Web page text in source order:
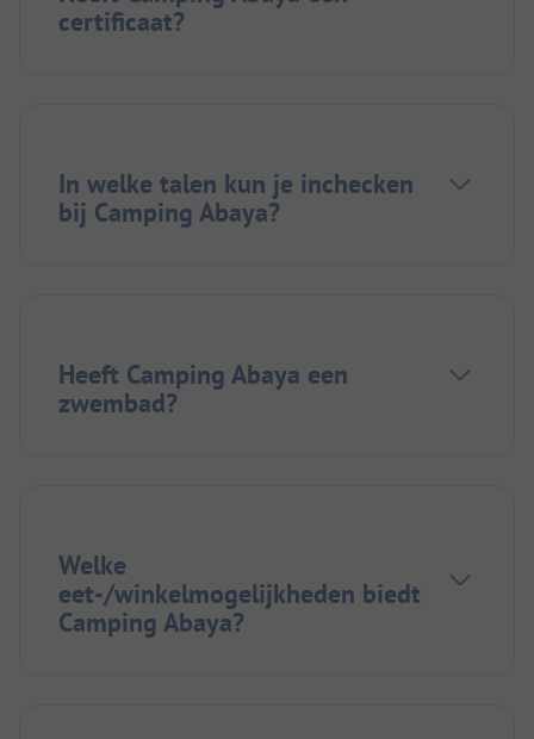
certificaat?
In welke talen kun je inchecken
bij Camping Abaya?
Heeft Camping Abaya een
zwembad?
Welke
eet-/winkelmogelijkheden biedt
Camping Abaya?